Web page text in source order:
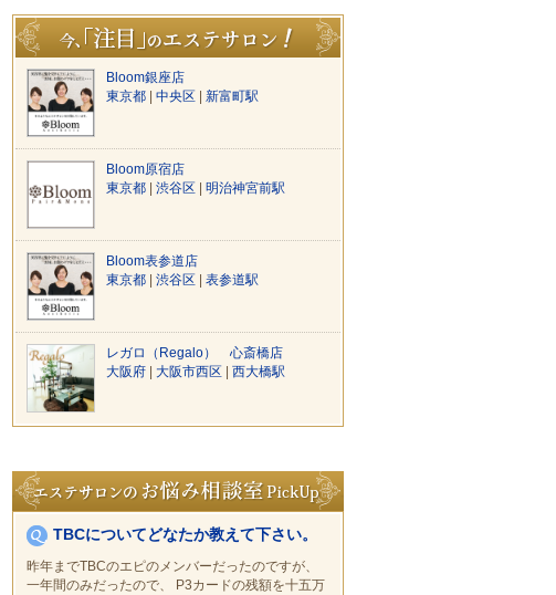
Bloom銀座店
東京都
中央区 新富町駅
Bloom原宿店
東京都
渋谷区 明治神宮前駅
Bloom表参道店
東京都
渋谷区 表参道駅
レガロ（Regalo） 心斎橋店
大阪府
大阪市西区 西大橋駅
TBCについてどなたか教えて下さい。
昨年までTBCのエピのメンバーだったのですが、
一年間のみだったので、 P3カードの残額を十五万